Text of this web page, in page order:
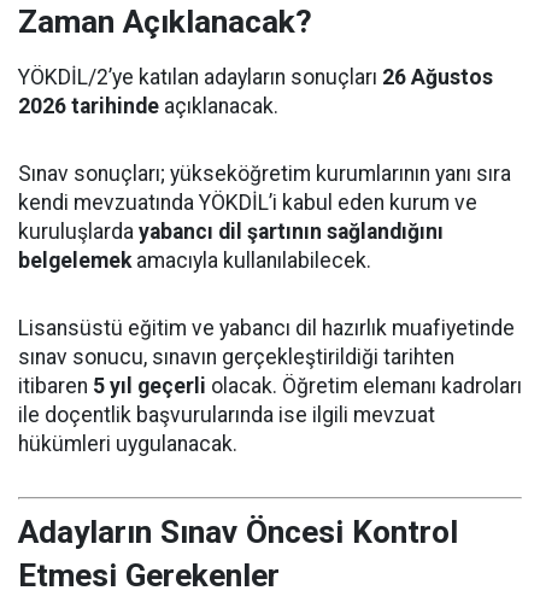
Zaman Açıklanacak?
YÖKDİL/2’ye katılan adayların sonuçları 26 Ağustos
2026 tarihinde açıklanacak.
Sınav sonuçları; yükseköğretim kurumlarının yanı sıra
kendi mevzuatında YÖKDİL’i kabul eden kurum ve
kuruluşlarda yabancı dil şartının sağlandığını
belgelemekamacıyla kullanılabilecek.
Lisansüstü eğitim ve yabancı dil hazırlık muafiyetinde
sınav sonucu, sınavın gerçekleştirildiği tarihten
itibaren 5 yıl geçerli olacak. Öğretim elemanı kadroları
ile doçentlik başvurularında ise ilgili mevzuat
hükümleri uygulanacak.
Adayların Sınav Öncesi Kontrol
Etmesi Gerekenler